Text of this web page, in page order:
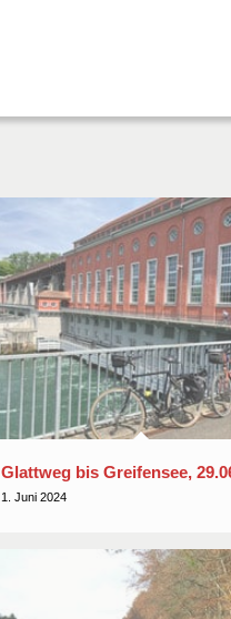
Glattweg bis Greifensee,
1. Juni 2024